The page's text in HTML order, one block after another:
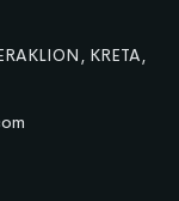
KRETA,